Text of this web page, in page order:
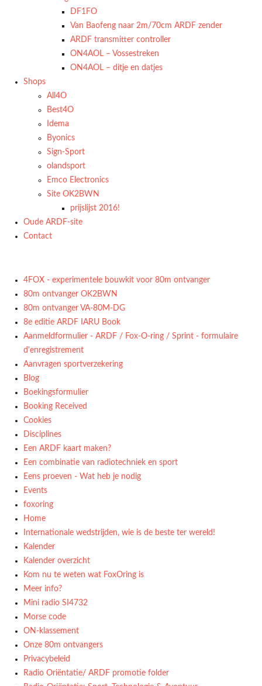
DF1FO
Van Baofeng naar 2m/70cm ARDF zender
ARDF transmitter controller
ON4AOL – Vossestreken
ON4AOL – ditje en datjes
Shops
All4O
Best4O
Idema
Byonics
Sign-Sport
olandsport
Emco Electronics
Site OK2BWN
prijslijst 2016!
Oude ARDF-site
Contact
4FOX - experimentele bouwkit voor 80m ontvanger
80m ontvanger OK2BWN
80m ontvanger VA-80M-DG
8e editie ARDF IARU Book
Aanmeldformulier - ARDF / Fox-O-ring / Sprint - formulaire
d'enregistrement
Aanvragen sportverzekering
Blog
Boekingsformulier
Booking Received
Cookies
Disciplines
Een ARDF kaart maken?
Een combinatie van radiotechniek en sport
Eens proeven - Wat heb je nodig
Events
foxoring
Home
Internationale wedstrijden, wie is de beste ter wereld!
Kalender
Kalender overzicht
Kom nu te weten wat FoxOring is
Meer info?
Mini radio SI4732
Morse code
ON-klassement
Onze 80m ontvangers
Privacybeleid
Radio Oriëntatie/ ARDF promotie folder